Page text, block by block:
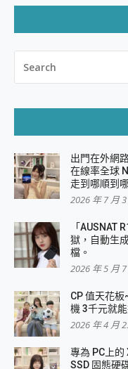
FOR:
出門在外網
在線率全球
走到哪順到哪
2026 年 7 月
「AUSNAT
獄，自動生
檔。
2026 年 5 月
CP 值天花
機 3千元就
2026 年 4 月
專為 PC上
SSD 固態硬